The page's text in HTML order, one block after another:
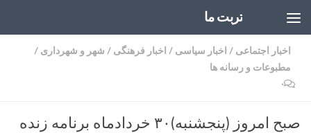
تربت ما
اخبار اجتماعی / اخبار سیاسی / اخبار فرهنگی / شهر و شهرداری /
مطبوعات و رسانه ها
۰
صبح امروز (پنجشنبه)۳۰ خردادماه برنامه زنده